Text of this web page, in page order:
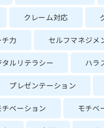
クレーム対応
力 セルフマネジメ
タルリテラシー ハラ
プレゼンテーション
チベーション モチベ